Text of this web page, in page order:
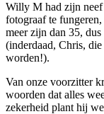
Willy M had zijn neef
fotograaf te
meer zijn dan 35,
(inderdaad, Chris,
worden!).
Van onze voorzitter
woorden dat alles
zekerheid plant hij